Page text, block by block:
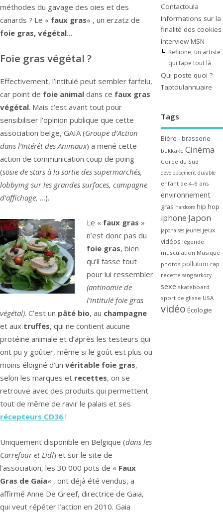
méthodes du gavage des oies et des
canards ? Le « faux gras« , un erzatz de
foie gras, végétal…
Foie gras végétal ?
Effectivement, l’intitulé peut sembler farfelu,
car point de foie animal dans ce faux gras
végétal. Mais c’est avant tout pour
sensibiliser l’opinion publique que cette
association belge, GAIA (Groupe d’Action
dans l’Intérêt des Animaux) a mené cette
action de communication coup de poing
(sosie de stars à la sortie des supermarchés,
lobbying sur les grandes surfaces, campagne
d’affichage, …).
Le « faux gras »
n’est donc pas du
foie gras, bien
qu’il fasse tout
pour lui ressembler
(antinomie de
l’intitulé foie gras
végétal). C’est un pâté bio, au champagne
et aux truffes, qui ne contient aucune
protéine animale et d’après les testeurs qui
ont pu y goûter, même si le goût est plus ou
moins éloigné d’un véritable foie gras,
selon les marques et recettes, on se
retrouve avec des produits qui permettent
tout de même de ravir le palais et ses
récepteurs CD36 !
Uniquement disponible en Belgique (dans les
Carrefour et Lidl) et sur le site de
l’association, les 30 000 pots de « Faux
Gras de Gaia« , ont déjà été vendus, a
affirmé Anne De Greef, directrice de Gaia,
qui veut répéter l’action en 2010. Gaia
Contactoula
Informations sur la
finalité des cookies
Interview MSN
Keflione, un artiste
qui tape tout là
Qui poste quoi ?
Taptoulannuaire
Tags
Bière - brasserie
bukkake Cinéma
Corée du Sud
développement durable
enfant de 4-6 ans
environnement
gras hardcore hip hop
iphone Japon
japonaises jeunes jeux
vidéos légende
musculation Musique
photos pollution rap
recette sang sarkozy
sexe skateboard
sport de glisse USA
vidéo Écologie